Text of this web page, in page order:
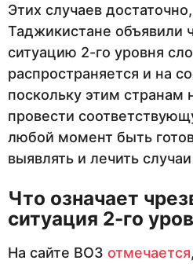
Этих случаев
Таджикистане объявили
ситуацию 2-го уровня
распространяется и на
поскольку этим странам
провести
любой момент быть
выявлять и лечить
Что означает
ситуация 2-го
На сайте ВОЗ отмечается